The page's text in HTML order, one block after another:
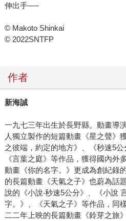
伸出手──
© Makoto Shinkai
© 2022SNTFP
作者
新海誠
一九七三年出生於長野縣。動畫導
人獨立製作的短篇動畫《星之聲》
之彼端，約定的地方》、《秒速5公
《言葉之庭》等作品，獲得國內外
動畫《你的名字。》更成為創紀錄
的長篇動畫《天氣之子》也蔚為話
說的《小說‧秒速5公分》、《小說
字。》、《天氣之子》等作品，同
二二年上映的長篇動畫《鈴芽之旅